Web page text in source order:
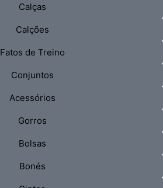
Calças
Calções
Fatos de Treino
Conjuntos
Acessórios
Gorros
Bolsas
Bonés